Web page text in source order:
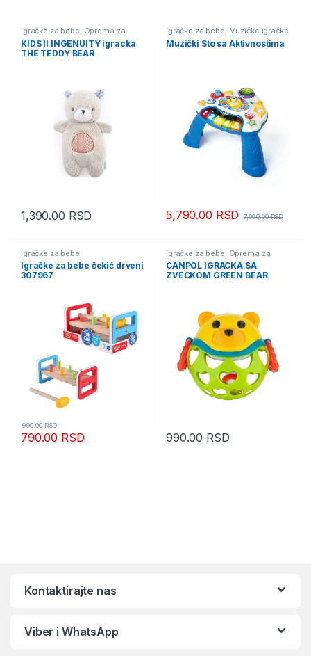
Igračke za bebe, Oprema za
bebe i decu
KIDS II INGENUITY igracka
THE TEDDY BEAR
1,390.00 RSD
Igračke za bebe, Muzičke igračke
Muzički Sto sa Aktivnostima
5,790.00 RSD 7,990.00RSD
Igračke za bebe
Igračke za bebe čekić drveni
307967
790.00 RSD
990.00RSD
Igračke za bebe Oprema za
bebe i decu, Oprema za bebe i
decu - mesečna akcija
CANPOL IGRACKA SA
ZVECKOM GREEN BEAR
990.00 RSD
Kontaktirajte nas
Viber i WhatsApp